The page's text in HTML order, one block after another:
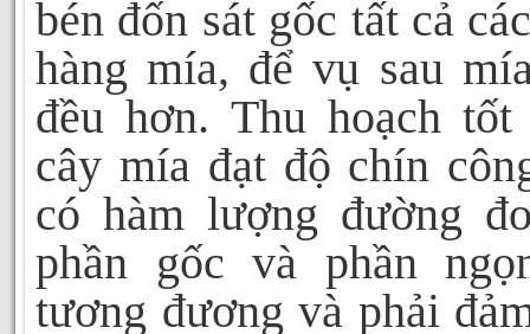
bén đốn sát gốc tất cả
hàng mía, để vụ sau
đều hơn. Thu hoạch
cây mía đạt độ chín
có hàm lượng đường
phần gốc và phần
tương đương và phải